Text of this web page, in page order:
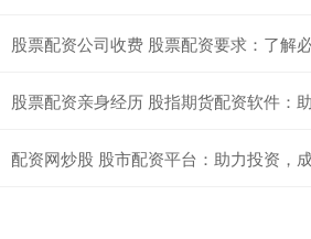
股票配资公司收费 股票配资要求：了解
股票配资亲身经历 股指期货配资软件：
配资网炒股 股市配资平台：助力投资，